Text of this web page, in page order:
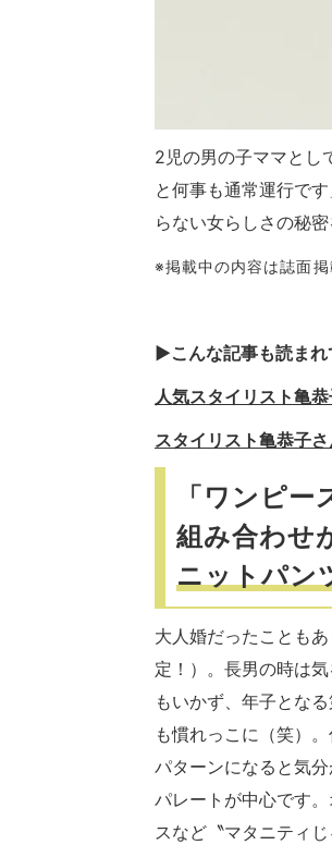
2児の男の子ママとし
と何事も通常運行で
らない女らしさの秘
※掲載中の内容は誌面
▶︎こんな記事も読まれ
人気スタイリスト亀
スタイリスト亀恭子
「ワンピー
組み合わせ
ニットパン
大人婚だったことも
定！）。長男の時は
もいかず、年子とな
も慣れっこに（笑）
パターンになると気
パレートが中心です
スなど〝マタニティ